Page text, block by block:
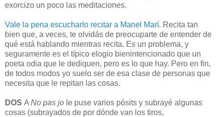
exorcizo un poco las meditaciones.
Vale la pena escucharlo recitar a Manel Marí. Recita tan
bien que, a veces, te olvidás de preocuparte de entender de
qué está hablando mientras recita. Es un problema, y
seguramente es el típico elogio bienintencionado que un
poeta odia que le dediquen, pero es lo que hay. Pero en fin,
de todos modos yo suelo ser de esa clase de personas que
necesita que le repitan las cosas.
DOS A No pas jo le puse varios pósits y subrayé algunas
cosas (subrayados de por dónde van los tiros,